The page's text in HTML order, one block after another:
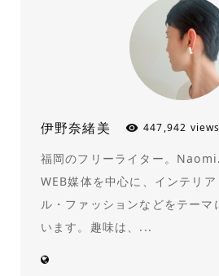
伊野奈緒美 447,942 views
福岡のフリーライター。
WEB媒体を中心に、インテリ
ル・ファッションなどをテーマ
います。趣味は、...